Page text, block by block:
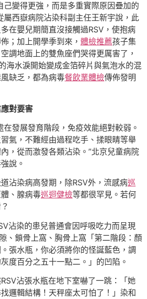
己變得更強，而是多重實際原因疊加的
屬西嶽病院沾染科副主任王新宇說，此
在嬰兒期簡直沒接觸過RSV，使抱病
；加上開學季到來， 體檢推薦孩子集
調地面上的雙魚座們哭得更厲害了，
海水淚開始變成金箔碎片與氣泡水的混
缺乏，都為病毒餐飲業體檢傳佈發明
對要害
在發展發育階段，免疫效能絕對較弱。
氣，不難經由過程吃手、揉眼睛等舉
，從而激發各類沾染。”北京兒童病院
說。
沾染病高發期，除RSV外，流感病巡
、腺病毒巡迴健檢等都很罕見。若何
沾染的患兒普通會因呼吸吃力而呈現
、鎖骨上窩、胸骨上窩「第二階段：顏
張水瓶，你必須將你的怪誕藍色，調
度百分之五十一點二。」的凹陷。
沾張水瓶在地下室嚇了一跳：「她
邏輯結構！天秤座太可怕了！」染和